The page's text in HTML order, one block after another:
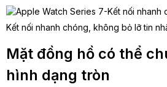
Kết nối nhanh chóng, không bỏ lỡ tin
Mặt đồng hồ có thể
hình dạng tròn